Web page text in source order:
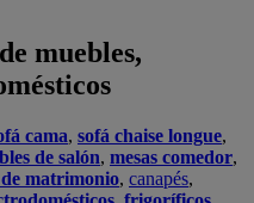
muebles,
cama, sofá chaise longue,
de salón, mesas comedor,
matrimonio, canapés,